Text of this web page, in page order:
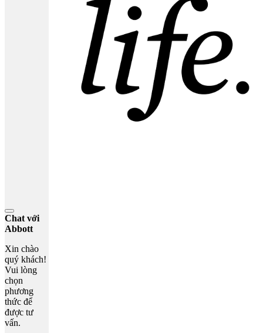
Chat với
Abbott
Xin chào
quý khách!
Vui lòng
chọn
phương
thức để
được tư
vấn.